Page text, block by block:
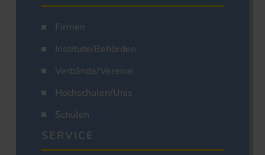
Firmen
Institute/Behörden
Verbände/Vereine
Hochschulen/Unis
Schulen
SERVICE